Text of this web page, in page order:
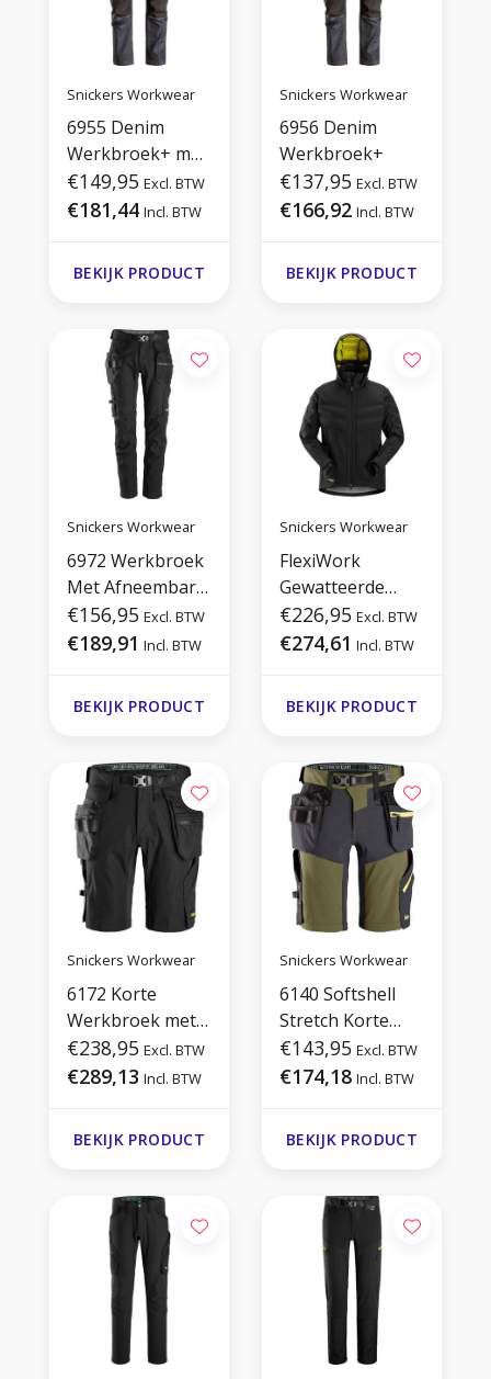
Snickers Workwear
6955 Denim
Werkbroek+ met
Holsterzakken
€149,95 Excl. BTW
€181,44 Incl. BTW
BEKIJK PRODUCT
Snickers Workwear
6956 Denim
Werkbroek+
€137,95 Excl. BTW
€166,92 Incl. BTW
BEKIJK PRODUCT
Snickers Workwear
6972 Werkbroek
Met Afneembare
Holsterzakken
€156,95 Excl. BTW
€189,91 Incl. BTW
BEKIJK PRODUCT
Snickers Workwear
FlexiWork
Gewatteerde
winterjas
€226,95 Excl. BTW
€274,61 Incl. BTW
BEKIJK PRODUCT
Snickers Workwear
6172 Korte
Werkbroek met
Afneembare
Holsterzakken
€238,95 Excl. BTW
€289,13 Incl. BTW
BEKIJK PRODUCT
Snickers Workwear
6140 Softshell
Stretch Korte
Werkbroek+ met
Holsterzakken
€143,95 Excl. BTW
€174,18 Incl. BTW
BEKIJK PRODUCT